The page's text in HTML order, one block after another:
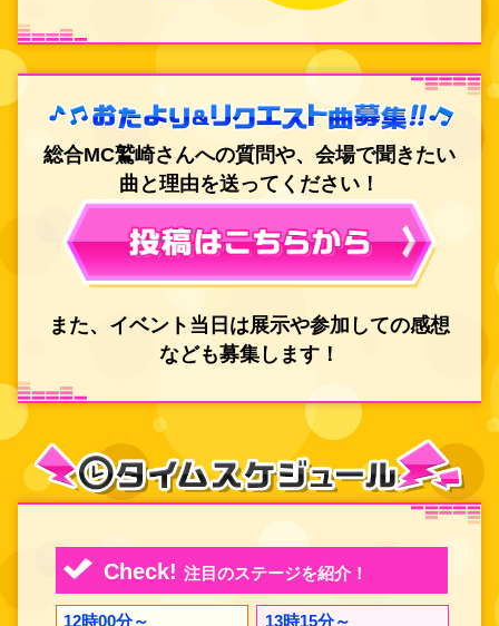
総合MC鷲崎さんへの質問や、会場で聞きたい
曲と理由を送ってください！
また、イベント当日は展示や参加しての感想
なども募集します！
Check! 注目のステージを紹介！
12時00分～ 13時15分～